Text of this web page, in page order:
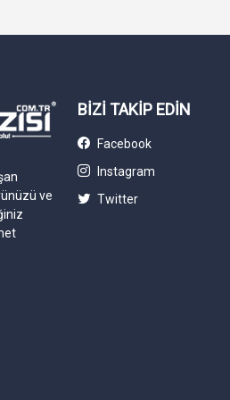
ve
BİZİ TAKİP EDİN
Facebook
Instagram
Twitter